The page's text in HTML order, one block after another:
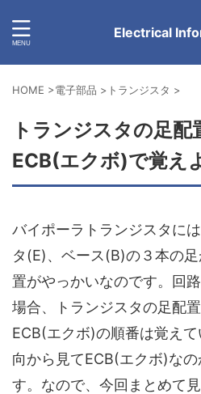
Electrical
HOME >電子部品 > トランジスタ >
トランジスタの足配
ECB(エクボ)で覚え
バイポーラトランジスタに
タ(E)、ベース(B)の３本の
置がやっかいなのです。回
場合、トランジスタの足配
ECB(エクボ)の順番は覚え
向から見てECB(エクボ)な
す。なので、今回まとめて